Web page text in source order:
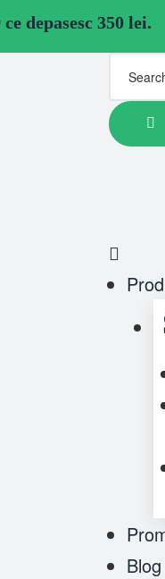
depasesc 350 lei.
Blog